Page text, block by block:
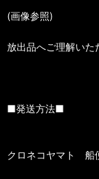
(画像参照)
放出品へご理解いた
■発送方法■
クロネコヤマト